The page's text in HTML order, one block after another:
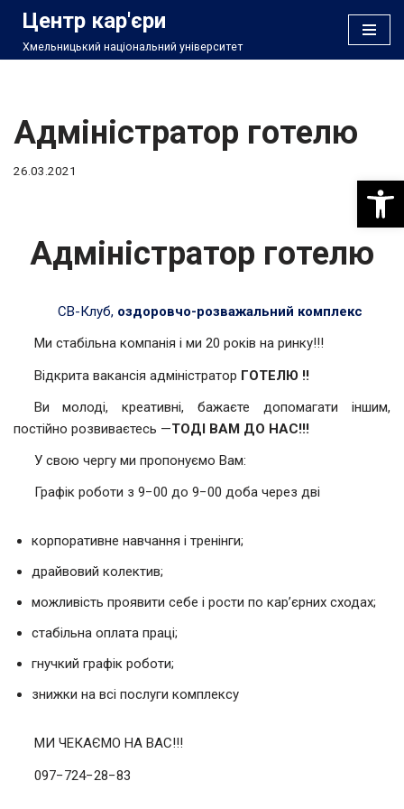
Перейти
Центр кар'єри
Хмельницький національний університет
Адміністратор готелю
26.03.2021
Адміністратор готелю
СВ-Клуб, оздоровчо-розважальний комплекс
Ми стабільна компанія і ми 20 років на ринку!!!
Відкрита вакансія адміністратор ГОТЕЛЮ !!
Ви молоді, креативні, бажаєте допомагати іншим,
постійно розвиваєтесь —ТОДІ ВАМ ДО НАС!!!
У свою чергу ми пропонуємо Вам:
Графік роботи з 9−00 до 9−00 доба через дві
корпоративне навчання і тренінги;
драйвовий колектив;
можливість проявити себе і рости по кар’єрних сходах;
стабільна оплата праці;
гнучкий графік роботи;
знижки на всі послуги комплексу
МИ ЧЕКАЄМО НА ВАС!!!
097−724−28−83